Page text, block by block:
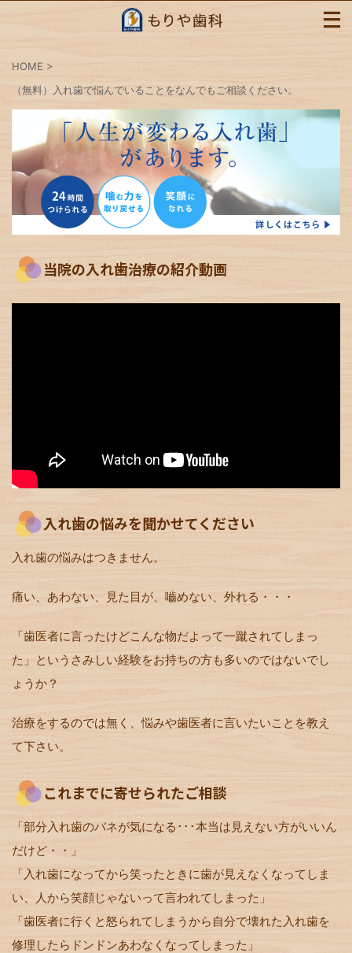
HOME >
（無料）入れ歯で悩んでいることをなんでもご相談ください。
当院の入れ歯治療の紹介動画
入れ歯の悩みを聞かせてください
入れ歯の悩みはつきません。
痛い、あわない、見た目が、嚙めない、外れる・・・
「歯医者に言ったけどこんな物だよって一蹴されてしまっ
た」というさみしい経験をお持ちの方も多いのではないでし
ょうか？
治療をするのでは無く、悩みや歯医者に言いたいことを教え
て下さい。
これまでに寄せられたご相談
「部分入れ歯のバネが気になる･･･本当は見えない方がいいん
だけど・・」
「入れ歯になってから笑ったときに歯が見えなくなってしま
い、人から笑顔じゃないって言われてしまった」
「歯医者に行くと怒られてしまうから自分で壊れた入れ歯を
修理したらドンドンあわなくなってしまった」